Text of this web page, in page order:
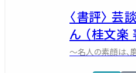
〈書評〉 芸
ん （桂文楽
～名人の素顔は、